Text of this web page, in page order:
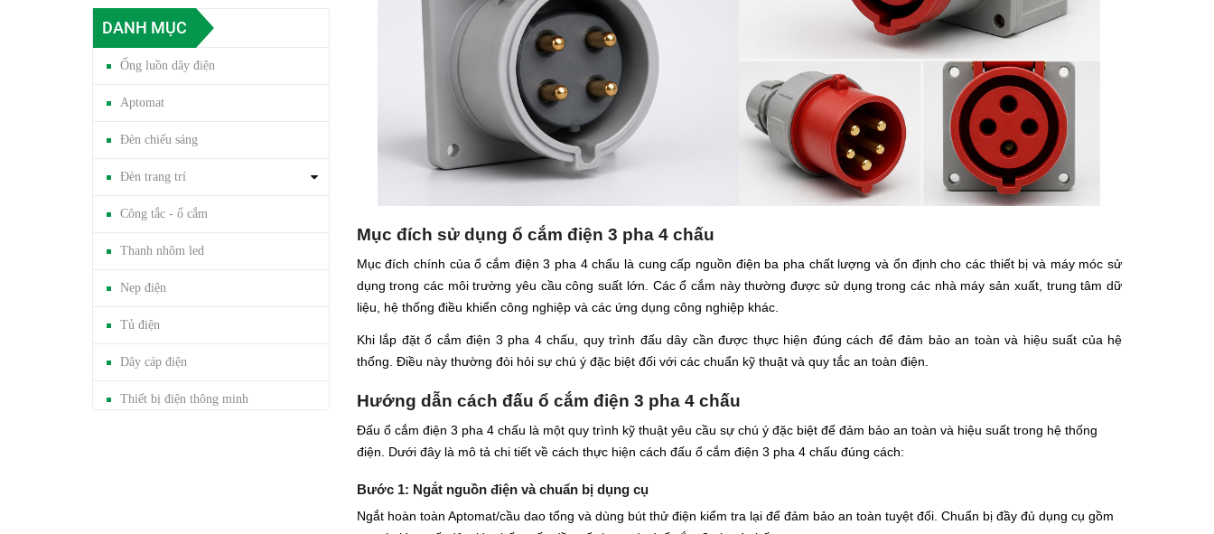
Mục đích sử dụng ổ cắm điện 3 pha 4 chấu
Mục đích chính của ổ cắm điện 3 pha 4 chấu là cung cấp nguồn điện ba pha chất lượng và ổn định cho các thiết bị và máy móc sử
dụng trong các môi trường yêu cầu công suất lớn. Các ổ cắm này thường được sử dụng trong các nhà máy sản xuất, trung tâm dữ
liệu, hệ thống điều khiển công nghiệp và các ứng dụng công nghiệp khác.
Khi lắp đặt ổ cắm điện 3 pha 4 chấu, quy trình đấu dây cần được thực hiện đúng cách để đảm bảo an toàn và hiệu suất của hệ
thống. Điều này thường đòi hỏi sự chú ý đặc biệt đối với các chuẩn kỹ thuật và quy tắc an toàn điện.
Hướng dẫn cách đấu ổ cắm điện 3 pha 4 chấu
Đấu ổ cắm điện 3 pha 4 chấu là một quy trình kỹ thuật yêu cầu sự chú ý đặc biệt để đảm bảo an toàn và hiệu suất trong hệ thống
điện. Dưới đây là mô tả chi tiết về cách thực hiện cách đấu ổ cắm điện 3 pha 4 chấu đúng cách:
Bước 1: Ngắt nguồn điện và chuẩn bị dụng cụ
Ngắt hoàn toàn Aptomat/cầu dao tổng và dùng bút thử điện kiểm tra lại để đảm bảo an toàn tuyệt đối. Chuẩn bị đầy đủ dụng cụ gồm
DANH MỤC
Ống luồn dây điện
Aptomat
Đèn chiếu sáng
Đèn trang trí
Công tắc - ổ cắm
Thanh nhôm led
Nẹp điện
Tủ điện
Dây cáp điện
Thiết bị điện thông minh